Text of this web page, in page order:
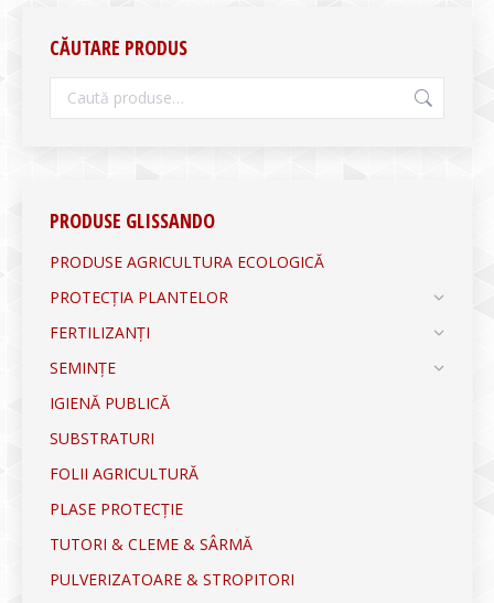
CĂUTARE PRODUS
PRODUSE GLISSANDO
PRODUSE AGRICULTURA ECOLOGICĂ
PROTECȚIA PLANTELOR
FERTILIZANȚI
SEMINȚE
IGIENĂ PUBLICĂ
SUBSTRATURI
FOLII AGRICULTURĂ
PLASE PROTECȚIE
TUTORI & CLEME & SÂRMĂ
PULVERIZATOARE & STROPITORI